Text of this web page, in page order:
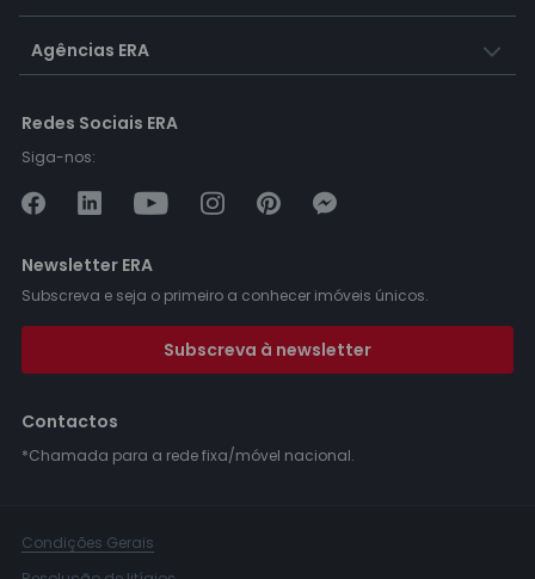
Agências ERA
Redes Sociais ERA
Siga-nos:
Newsletter ERA
Subscreva e seja o primeiro a conhecer imóveis únicos.
Subscreva à newsletter
Contactos
*Chamada para a rede fixa/móvel nacional.
Condições Gerais